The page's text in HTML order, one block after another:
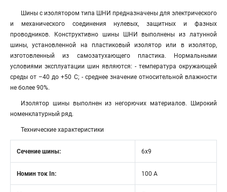
Шины с изолятором типа ШНИ предназначены для электрического
и механического соединения нулевых, защитных и фазных
проводников. Конструктивно шины ШНИ выполнены из латунной
шины, установленной на пластиковый изолятор или в изолятор,
изготовленный из самозатухающего пластика. Нормальными
условиями эксплуатации шин являютcя: - температура окружающей
среды от –40 до +50 С; - среднее значение относительной влажности
не более 90%.
Изолятор шины выполнен из негорючих материалов. Широкий
номенклатурный ряд.
Технические характеристики
Сечение шины: 6х9
Номин ток In: 100 А